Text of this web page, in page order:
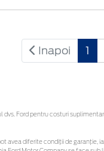
Inapoi 1
Ford pentru costuri
avea diferite condiții de